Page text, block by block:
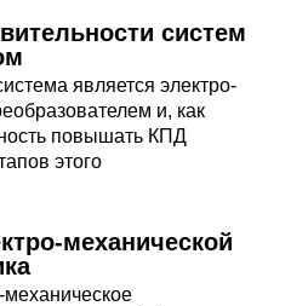
систем
является электро-
и, как
повышать КПД
этого
механической